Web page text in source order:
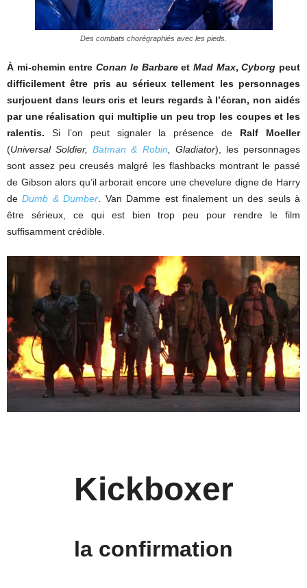
Des combats chorégraphiés avec les pieds.
À mi-chemin entreConan le Barbareet Mad Max,Cyborg peut
difficilement être pris au sérieux tellement les personnages
surjouent dans leurs cris et leurs regards à l’écran, non aidés
par une réalisation qui multiplie un peu trop les coupes et les
ralentis. Si l’on peut signaler la présence de Ralf Moeller
(Universal Soldier,Batman & Robin , Gladiator), les personnages
sont assez peu creusés malgré les flashbacks montrant le passé
de Gibson alors qu’il arborait encore une chevelure digne de Harry
deDumb & Dumber . Van Damme est finalement un des seuls à
être sérieux, ce qui est bien trop peu pour rendre le film
suffisamment crédible.
Kickboxer
la confirmation